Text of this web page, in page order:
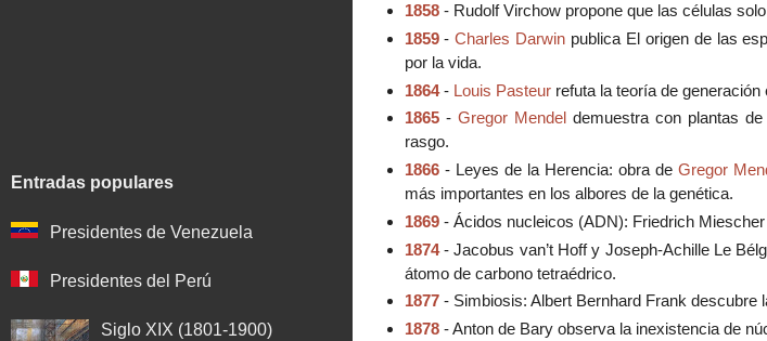
1858- Rudolf Virchow propone que las células
1859-Charles Darwin publica El origen de las
por la vida.
1864- Louis Pasteurrefuta la teoría de generación
1865- Gregor Mendeldemuestra con plantas de
rasgo.
1866- Leyes de la Herencia: obra deGregor
más importantes en los albores de la genética.
1869- Ácidos nucleicos (ADN): Friedrich
1874- Jacobus van’t Hoff y Joseph-Achille Le
átomo de carbono tetraédrico.
1877- Simbiosis: Albert Bernhard Frank descubre
1878- Anton de Bary observa la inexistencia de
Entradas populares
Presidentes de Venezuela
Presidentes del Perú
Siglo XIX (1801-1900)